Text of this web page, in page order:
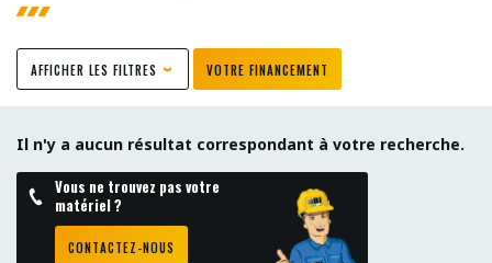
AFFICHER LES FILTRES VOTRE FINANCEMENT
Il n'y a aucun résultat correspondant à votre recherche.
Vous ne trouvez pas votre
matériel ?
CONTACTEZ-NOUS